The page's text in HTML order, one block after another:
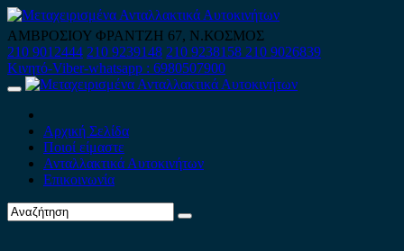
Skip
to
content
ΑΜΒΡΟΣΙΟΥ ΦΡΑΝΤΖΗ 67, Ν.ΚΟΣΜΟΣ
210 9012444 210 9239148 210 9238158 210 9026839
Κινητό-Viber-whatsapp : 6980507900
Primary
Αρχική Σελίδα
Ποιοί είμαστε
Ανταλλακτικά Αυτοκινήτων
Επικοινωνία